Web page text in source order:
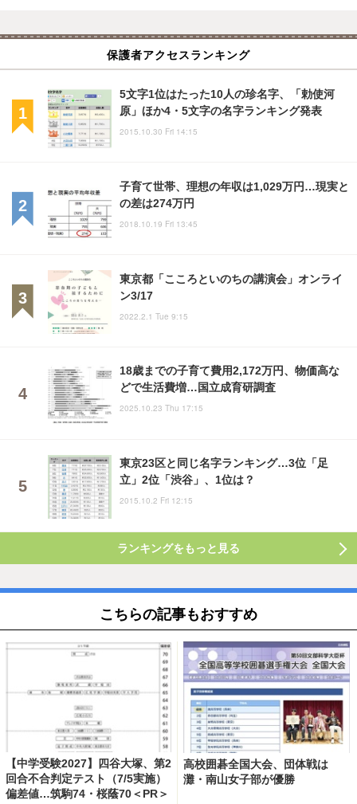
保護者アクセスランキング
5文字1位はたった10人の珍名字、「勅使河
原」ほか4・5文字の名字ランキング発表
2015.10.30 Fri 14:15
子育て世帯、理想の年収は1,029万円…現実と
の差は274万円
2018.10.19 Fri 13:45
東京都「こころといのちの講演会」オンライ
ン3/17
2022.2.1 Tue 9:15
18歳までの子育て費用2,172万円、物価高な
どで生活費増…国立成育研調査
2025.10.23 Thu 17:15
東京23区と同じ名字ランキング…3位「足
立」2位「渋谷」、1位は？
2015.10.2 Fri 12:15
ランキングをもっと見る
こちらの記事もおすすめ
【中学受験2027】四谷大塚、第2
回合不合判定テスト（7/5実施）
偏差値…筑駒74・桜蔭70＜PR＞
高校囲碁全国大会、団体戦は
灘・南山女子部が優勝